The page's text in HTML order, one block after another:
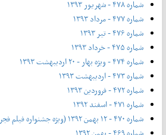
شماره ۴۷۸ - شهریور ۱۳۹۳
شماره ۴۷۷ - مرداد ۱۳۹۳
شماره ۴۷۶ - تیر ۱۳۹۳
شماره ۴۷۵ - خرداد ۱۳۹۳
شماره ۴۷۴ - ویژه بهار - ۲۰ اردیبهشت ۱۳۹۳
شماره ۴۷۳ - اردیبهشت ۱۳۹۳
شماره ۴۷۲ - فروردین ۱۳۹۳
شماره ۴۷۱ - اسفند ۱۳۹۲
شماره ۴۷۰ - ۱۲ بهمن ۱۳۹۲ (ویژه جشنواره فیلم فجر)